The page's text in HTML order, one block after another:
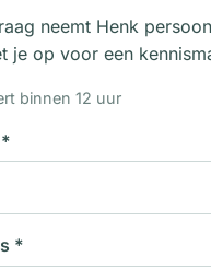
neemt Henk
je op voor een
binnen 12 uur
*
*